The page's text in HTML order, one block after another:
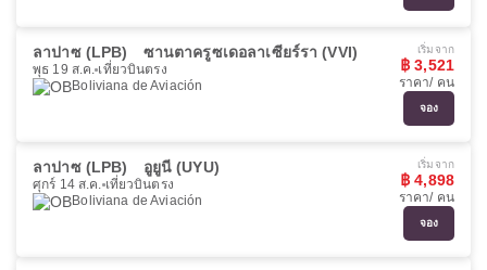
ลาปาซ (LPB) ซานตาครูซเดอลาเซียร์รา (VVI)
พุธ 19 ส.ค. เที่ยวบินตรง
Boliviana de Aviación
เริ่มจาก
฿ 3,521
ราคา/ คน
จอง
ลาปาซ (LPB) อูยูนี (UYU)
ศุกร์ 14 ส.ค. เที่ยวบินตรง
Boliviana de Aviación
เริ่มจาก
฿ 4,898
ราคา/ คน
จอง